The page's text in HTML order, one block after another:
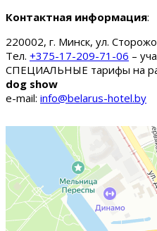
Контактная информация:
220002, г. Минск, ул.
Тел. +375-17-209-71-06 –
СПЕЦИАЛЬНЫЕ тарифы на
dog show
e-mail: info@belarus-hotel.by